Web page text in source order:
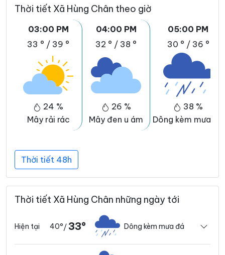
Thời tiết Xã Hùng Chân theo giờ
03:00 PM
33 ° / 39 °
24 %
Mây rải rác
04:00 PM
32 ° / 38 °
26 %
Mây đen u ám
05:00 PM
30 ° / 36 °
38 %
Dông kèm mưa đá
Thời tiết 48h
Thời tiết Xã Hùng Chân những ngày tới
Hiện tại 40°/ 33° Dông kèm mưa đá